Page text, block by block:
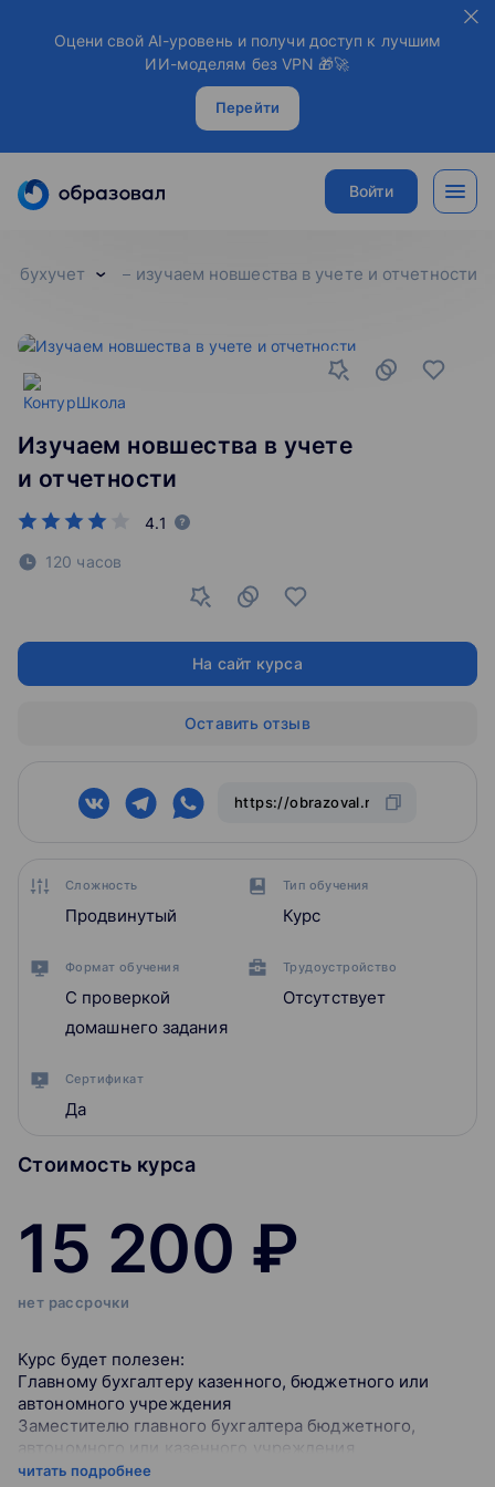
Оцени свой AI-уровень и получи доступ к лучшим
ИИ-моделям без VPN 🎁🚀
Перейти
Войти
бухучет изучаем новшества в учете и отчетности
Сложность
Продвинутый
Тип обучения
Курс
Формат обучения
С проверкой
домашнего задания
Трудоустройство
Отсутствует
Сертификат
Да
Стоимость курса
15 200 ₽
нет рассрочки
Курс будет полезен:
Главному бухгалтеру казенного, бюджетного или
автономного учреждения
Заместителю главного бухгалтера бюджетного,
автономного или казенного учреждения
Главному бухгалтеру обособленного подразделения
читать подробнее
Изучаем новшества в учете
и отчетности
4.1
120 часов
На сайт курса
Оставить отзыв